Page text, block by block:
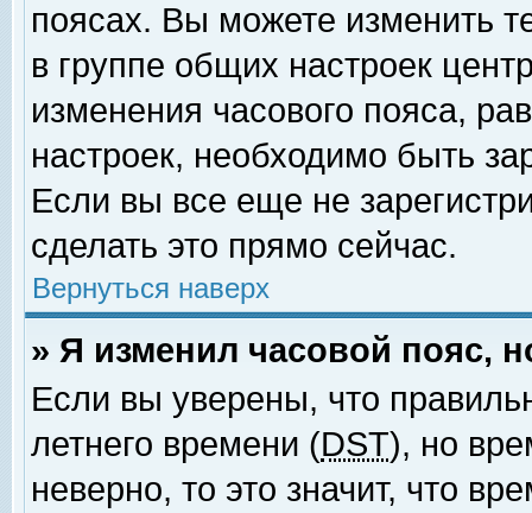
поясах. Вы можете изменить
в группе общих настроек
изменения часового пояса,
настроек, необходимо быть
Если вы все еще не
сделать это прямо сейчас.
Вернуться наверх
» Я изменил часовой пояс,
Если вы уверены, что
летнего времени (DST), но
неверно, то это значит, что